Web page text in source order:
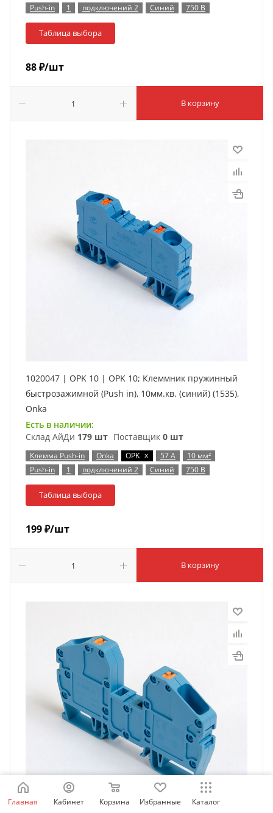
Push-in
1 подключений 2 Синий 750 В
Таблица выбора
88₽/шт
В корзину
1020047 | OPK 10 | OPK 10; Клеммник пружинный
быстрозажимной (Push in), 10мм.кв. (синий) (1535),
Onka
Есть в наличии:
Склад АйДи 179 шт Поставщик 0 шт
Клемма Push-in Onka OPK x 57 А
10 мм²
Push-in
1 подключений 2 Синий 750 В
Таблица выбора
199₽/шт
В корзину
Главная Кабинет Корзина Избранные Каталог